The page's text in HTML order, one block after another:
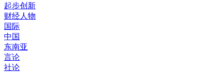
起步创新
财经人物
国际
中国
东南亚
言论
社论